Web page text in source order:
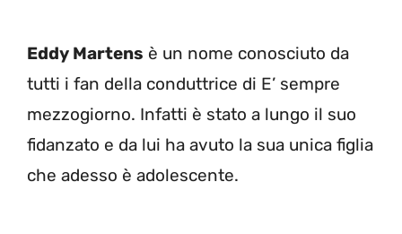
Eddy Martens è un nome conosciuto da
tutti i fan della conduttrice di E’ sempre
mezzogiorno. Infatti è stato a lungo il suo
fidanzato e da lui ha avuto la sua unica figlia
che adesso è adolescente.